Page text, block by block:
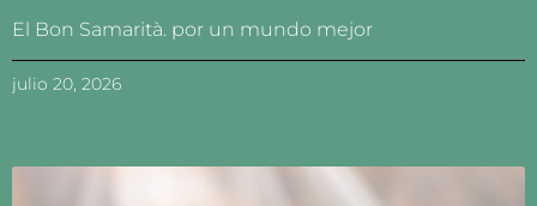
El Bon Samarità. por un mundo mejor
julio 20, 2026